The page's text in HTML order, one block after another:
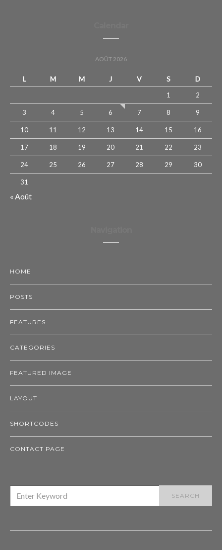
AOÛT 2026
L M M J V S D
1 2
3 4 5 6 7 8 9
10 11 12 13 14 15 16
17 18 19 20 21 22 23
24 25 26 27 28 29 30
31
« Août
HOME
POSTS
FEATURES
CATEGORIES
FEATURED IMAGE
LAYOUT
SHORTCODES
CONTACT PAGE
FOR:
SEARCH